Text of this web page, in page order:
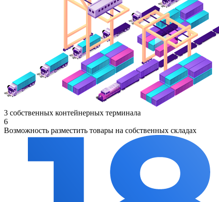
3 собственных контейнерных терминала
6
Возможность разместить товары на собственных складах